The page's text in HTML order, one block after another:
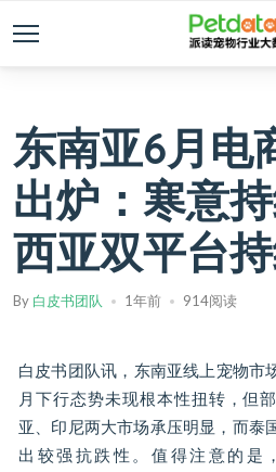
东南亚6月电
出炉：寒意
西亚双平台
By 白皮书团队 1年前 914阅读
白皮书团队讯，东南亚线上宠物市
月下行态势未现根本性扭转，但
亚、印尼两大市场承压明显，而泰
出较强抗跌性。值得注意的是